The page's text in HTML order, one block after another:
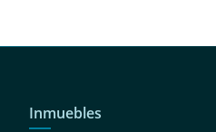
Inmuebles